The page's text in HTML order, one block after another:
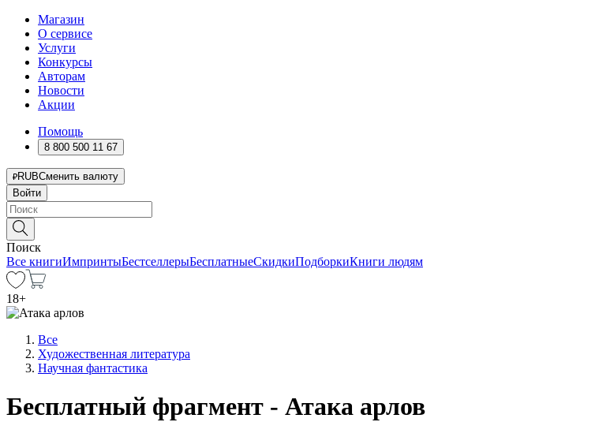
Магазин
О сервисе
Услуги
Конкурсы
Авторам
Новости
Акции
Помощь
8 800 500 11 67
RUBСменить валюту
Войти
Поиск
Все книгиИмпринтыБестселлерыБесплатныеСкидкиПодборкиКниги людям
18+
Все
Художественная литература
Научная фантастика
Бесплатный фрагмент - Атака арлов